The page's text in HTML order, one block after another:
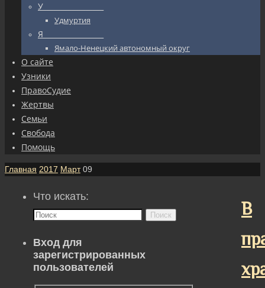
У_________________
Удмуртия
Я_________________
Ямало-Ненецкий автономный округ
О сайте
Узники
ПравоСудие
Жертвы
Семьи
Свобода
Помощь
Главная 2017 Март 09
В
Что искать:
Поиск
Вход для
зарегистрированных
пользователей